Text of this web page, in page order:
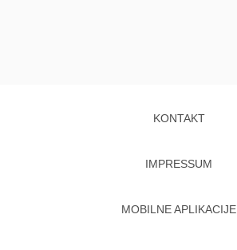
KONTAKT
IMPRESSUM
MOBILNE APLIKACIJE